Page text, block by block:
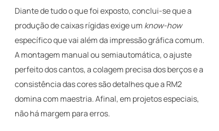
Diante de tudo o que foi exposto, conclui-se que a
produção de caixas rígidas exige um know-how
específico que vai além da impressão gráfica comum.
A montagem manual ou semiautomática, o ajuste
perfeito dos cantos, a colagem precisa dos berços e a
consistência das cores são detalhes que a RM2
domina com maestria. Afinal, em projetos especiais,
não há margem para erros.